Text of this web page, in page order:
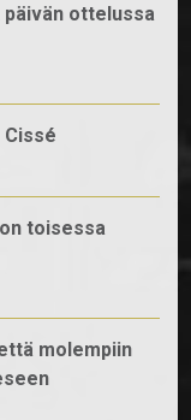
ottelussa
toisessa
molempiin